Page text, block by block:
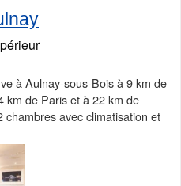
à Aulnay-sous-Bois à 9 km de
km de Paris et à 22 km de
chambres avec climatisation et